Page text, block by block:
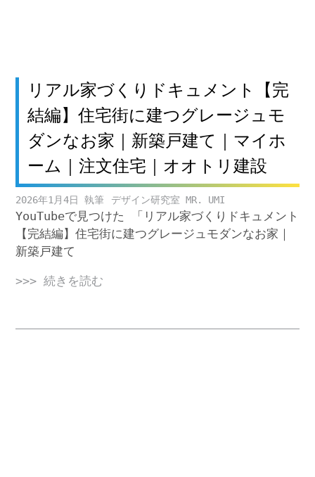
リアル家づくりドキュメント【完
結編】住宅街に建つグレージュモ
ダンなお家｜新築戸建て｜マイホ
ーム｜注文住宅｜オオトリ建設
2026年1月4日 デザイン研究室 MR. UMI
YouTubeで見つけた 「リアル家づくりドキュメント
【完結編】住宅街に建つグレージュモダンなお家｜
新築戸建て
>>> 続きを読む